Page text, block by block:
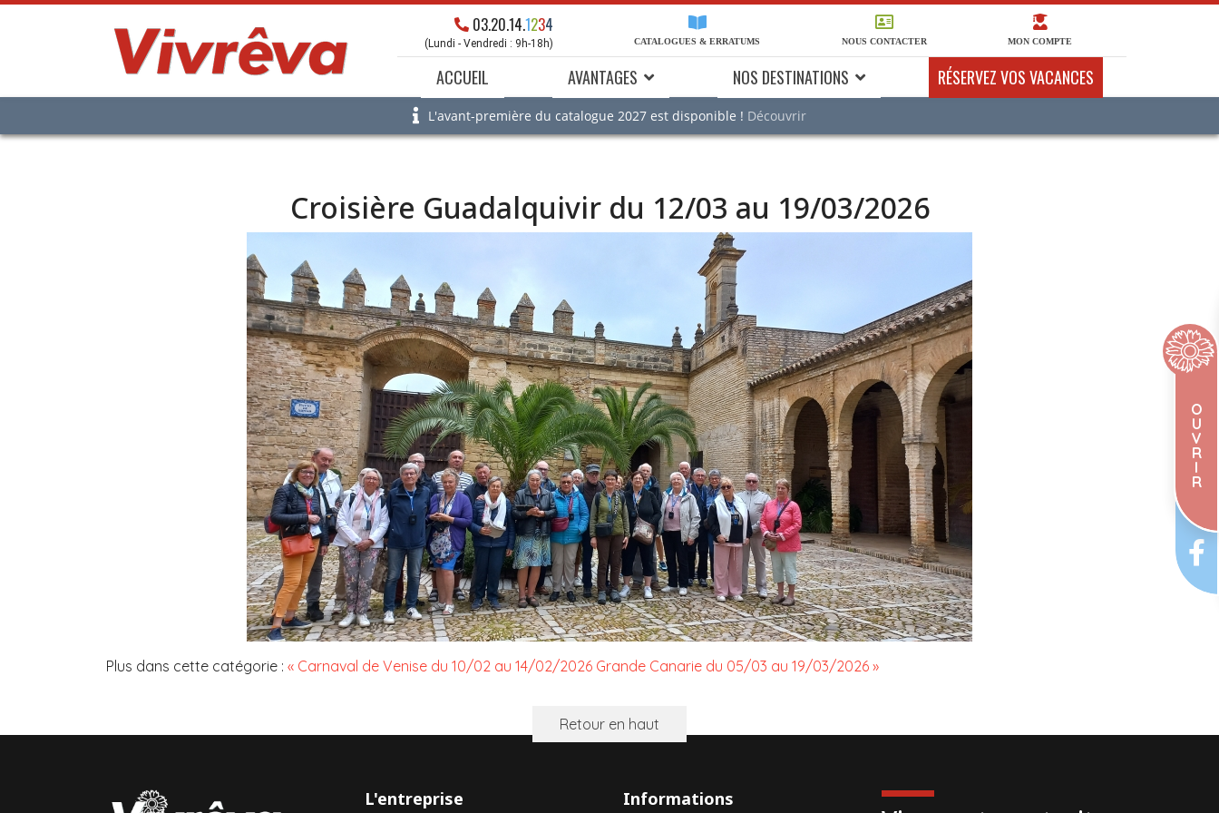
03.20.14.1234
(Lundi - Vendredi : 9h-18h) CATALOGUES & ERRATUMS NOUS CONTACTER MON COMPTE
ACCUEIL AVANTAGES NOS DESTINATIONS RÉSERVEZ VOS VACANCES
L'avant-première du catalogue 2027 est disponible ! Découvrir
Croisière Guadalquivir du 12/03 au 19/03/2026
Plus dans cette catégorie : « Carnaval de Venise du 10/02 au 14/02/2026 Grande Canarie du 05/03 au 19/03/2026 »
Retour en haut
L'entreprise Informations
O
U
V
R
I
R